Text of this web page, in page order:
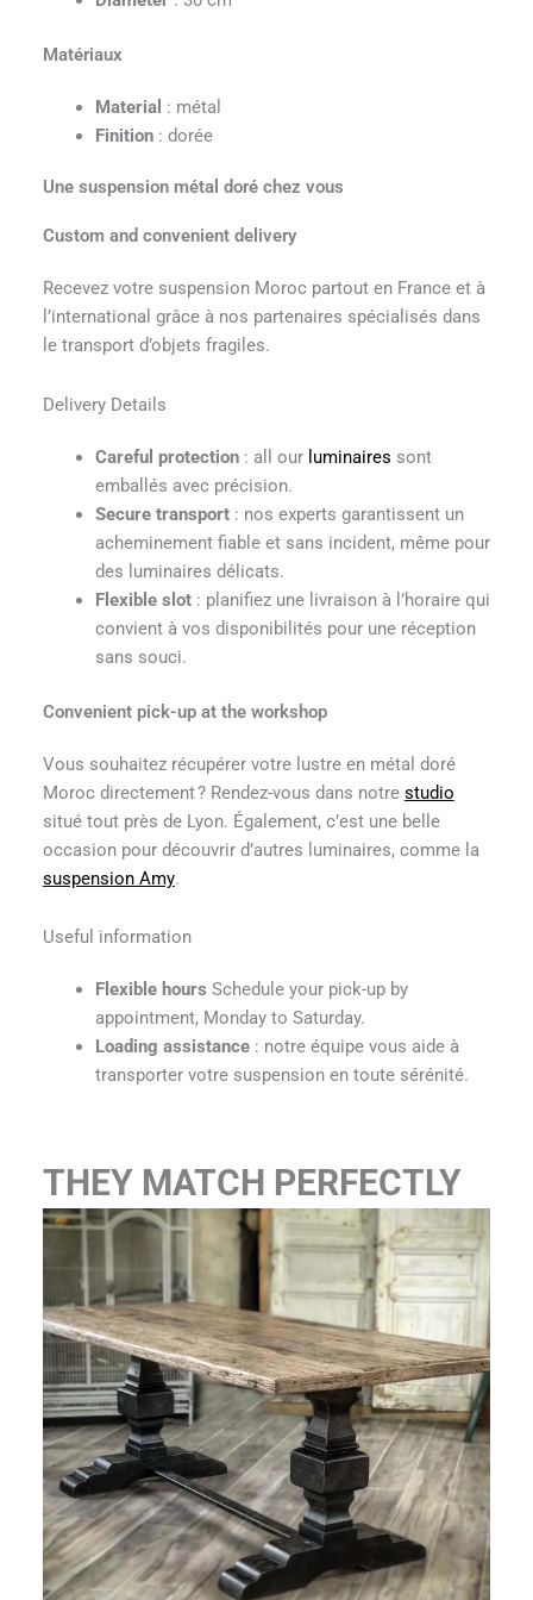
Matériaux
Material : métal
Finition: dorée
Une suspension métal doré chez vous
Custom and convenient delivery
Recevez votre suspension Moroc partout en France et à
l’international grâce à nos partenaires spécialisés dans
le transport d’objets fragiles.
Delivery Details
Careful protection: all our luminaires sont
emballés avec précision.
Secure transport: nos experts garantissent un
acheminement fiable et sans incident, même pour
des luminaires délicats.
Flexible slot: planifiez une livraison à l’horaire qui
convient à vos disponibilités pour une réception
sans souci.
Convenient pick-up at the workshop
Vous souhaitez récupérer votre lustre en métal doré
Moroc directement ? Rendez-vous dans notre studio
situé tout près de Lyon. Également, c’est une belle
occasion pour découvrir d’autres luminaires, comme la
suspension Amy.
Useful information
Flexible hours Schedule your pick-up by
appointment, Monday to Saturday.
Loading assistance: notre équipe vous aide à
transporter votre suspension en toute sérénité.
THEY MATCH PERFECTLY